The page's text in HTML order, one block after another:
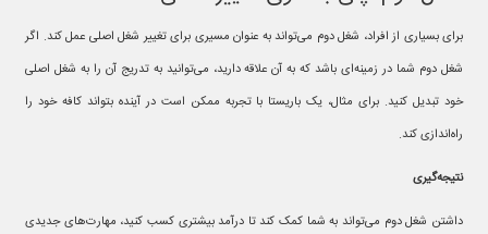
برای بسیاری از افراد، شغل دوم می‌تواند به عنوان مسیری برای تغییر شغل اصلی عمل کند. اگر
شغل دوم شما در زمینه‌ای باشد که به آن علاقه دارید، می‌توانید به تدریج آن را به شغل اصلی
خود تبدیل کنید. برای مثال، یک باریستا با تجربه ممکن است در آینده بتواند کافه خود را
راه‌اندازی کند.
نتیجه‌گیری
داشتن شغل دوم می‌تواند به شما کمک کند تا درآمد بیشتری کسب کنید، مهارت‌های جدیدی